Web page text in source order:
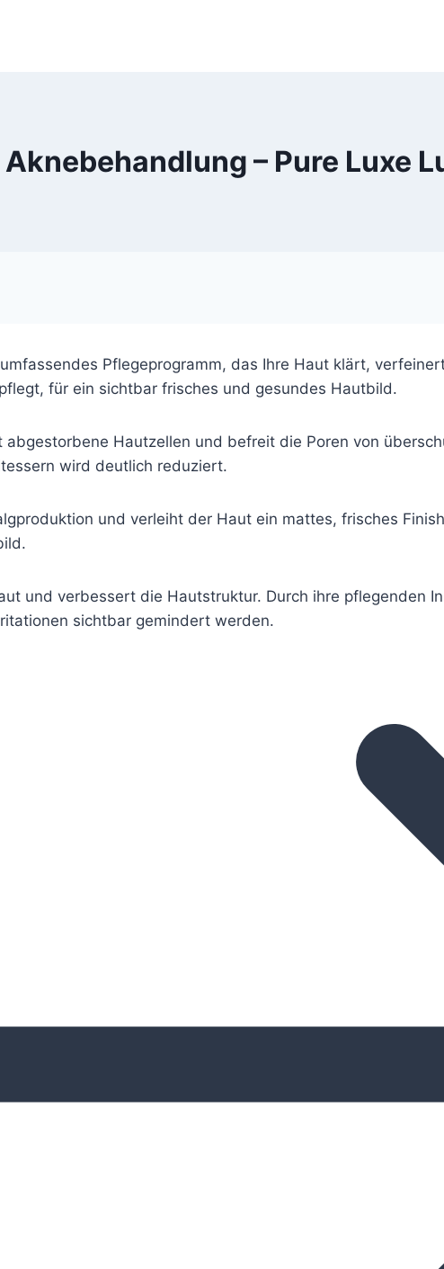
– Pure Luxe
Pflegeprogramm, das Ihre Haut klärt,
für ein sichtbar frisches und gesundes Hautbild.
Hautzellen und befreit die Poren von
wird deutlich reduziert.
und verleiht der Haut ein mattes, frisches
und verbessert die Hautstruktur. Durch ihre pflegenden
sichtbar gemindert werden.